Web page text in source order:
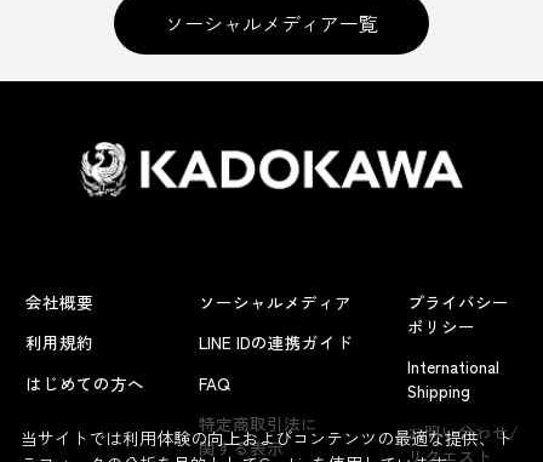
よくあるお問い合わせ
ソーシャルメディア一覧
会社概要
利用規約
はじめての方へ
ソーシャルメディア
LINE IDの連携ガイド
FAQ
特定商取引法に
関する表示
プライバシー
ポリシー
International
Shipping
お問い合わせ/
リクエスト
当サイトでは利用体験の向上およびコンテンツの最適な提供、ト